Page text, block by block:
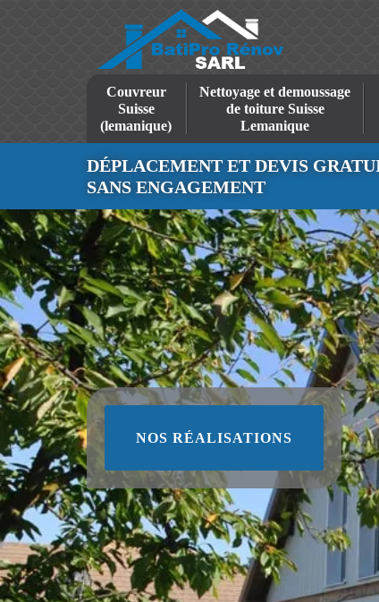
Couvreur
Suisse
(lemanique)
Nettoyage et demoussage
de toiture Suisse
Lemanique
DÉPLACEMENT ET DEVIS
SANS ENGAGEMENT
NOS RÉALISATIONS